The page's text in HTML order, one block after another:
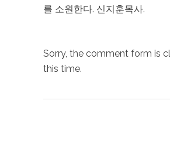
를 소원한다. 신지훈목사.
Sorry, the comment form is
this time.